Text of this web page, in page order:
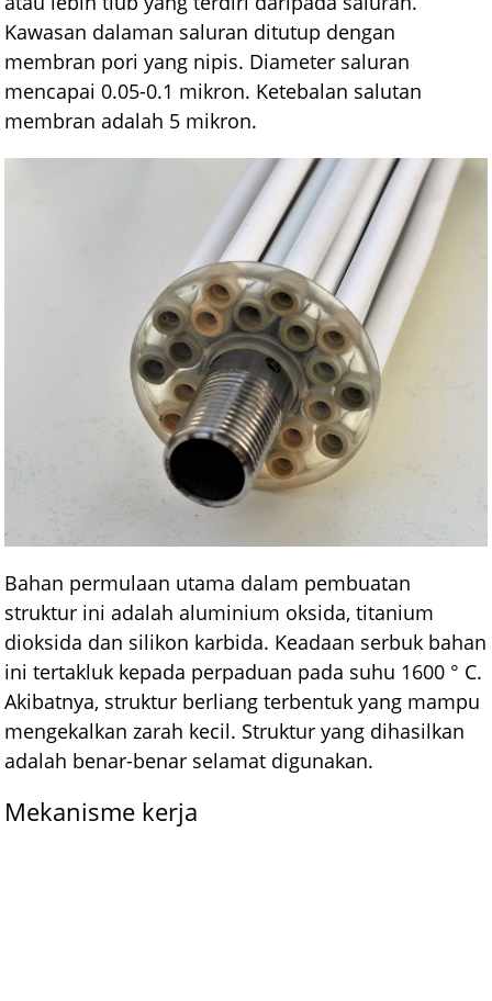
Kawasan dalaman saluran ditutup dengan
membran pori yang nipis. Diameter saluran
mencapai 0.05-0.1 mikron. Ketebalan salutan
membran adalah 5 mikron.
Bahan permulaan utama dalam pembuatan
struktur ini adalah aluminium oksida, titanium
dioksida dan silikon karbida. Keadaan serbuk bahan
ini tertakluk kepada perpaduan pada suhu 1600 ° C.
Akibatnya, struktur berliang terbentuk yang mampu
mengekalkan zarah kecil. Struktur yang dihasilkan
adalah benar-benar selamat digunakan.
Mekanisme kerja